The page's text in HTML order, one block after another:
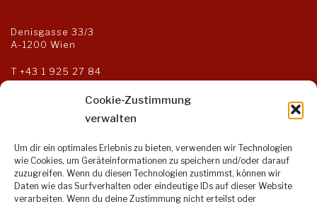
Cookie-Zustimmung
verwalten
Um dir ein optimales Erlebnis zu bieten, verwenden wir Technologien
wie Cookies, um Geräteinformationen zu speichern und/oder darauf
zuzugreifen. Wenn du diesen Technologien zustimmst, können wir
Daten wie das Surfverhalten oder eindeutige IDs auf dieser Website
verarbeiten. Wenn du deine Zustimmung nicht erteilst oder
Denisgasse 33/3
A-1200 Wien
T +43 1 925 27 84
F +43 1 925 27 85
kanzlei@steuerberater-og.at
Öffnungszeiten:
Montag bis Donnerstag:
9:00 – 17:00 Uhr